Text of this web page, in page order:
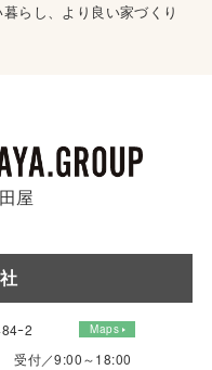
らし、より良い家づくり
屋
ｰ2 Maps
受付／9:00～18:00